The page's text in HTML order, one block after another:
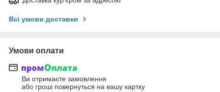
Всі умови доставки
Умови оплати
Ви отримаєте замовлення
або гроші повернуться на вашу картку